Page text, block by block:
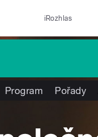
iRozhlas
Program Pořady